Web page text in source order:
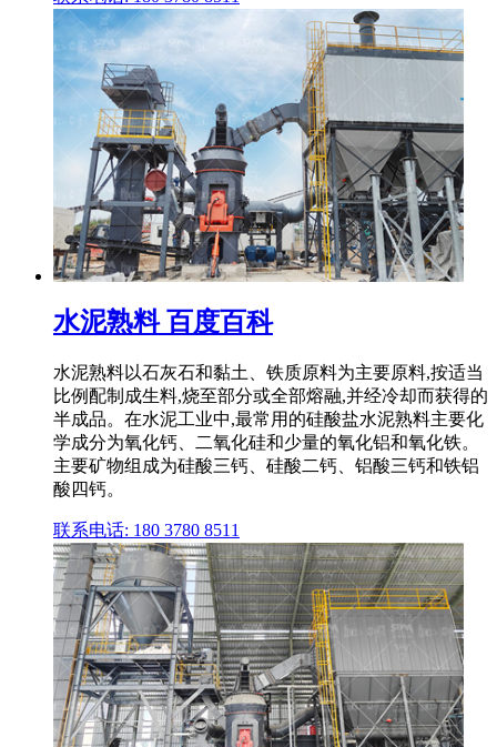
水泥熟料 百度百科
水泥熟料以石灰石和黏土、铁质原料为主要原料,按适当
比例配制成生料,烧至部分或全部熔融,并经冷却而获得的
半成品。在水泥工业中,最常用的硅酸盐水泥熟料主要化
学成分为氧化钙、二氧化硅和少量的氧化铝和氧化铁。
主要矿物组成为硅酸三钙、硅酸二钙、铝酸三钙和铁铝
酸四钙。
联系电话: 180 3780 8511